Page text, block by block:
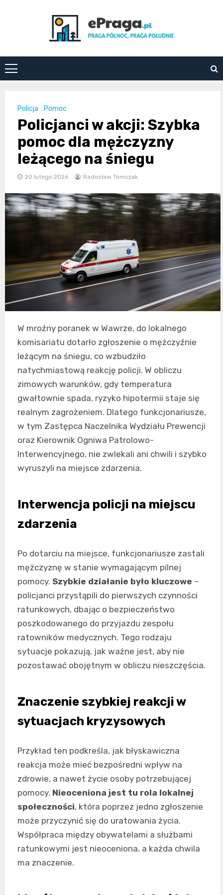
ePraga.pl
Policja , Pomoc
Policjanci w akcji: Szybka
pomoc dla mężczyzny
leżącego na śniegu
20 lutego 2026 Radosław Tomczak
W mroźny poranek w Wawrze, do lokalnego
komisariatu dotarło zgłoszenie o mężczyźnie
leżącym na śniegu, co wzbudziło
natychmiastową reakcję policji. W obliczu
zimowych warunków, gdy temperatura
gwałtownie spada, ryzyko hipotermii staje się
realnym zagrożeniem. Dlatego funkcjonariusze,
w tym Zastępca Naczelnika Wydziału Prewencji
oraz Kierownik Ogniwa Patrolowo-
Interwencyjnego, nie zwlekali ani chwili i szybko
wyruszyli na miejsce zdarzenia.
Interwencja policji na miejscu
zdarzenia
Po dotarciu na miejsce, funkcjonariusze zastali
mężczyznę w stanie wymagającym pilnej
pomocy. Szybkie działanie było kluczowe –
policjanci przystąpili do pierwszych czynności
ratunkowych, dbając o bezpieczeństwo
poszkodowanego do przyjazdu zespołu
ratowników medycznych. Tego rodzaju
sytuacje pokazują, jak ważne jest, aby nie
pozostawać obojętnym w obliczu nieszczęścia.
Znaczenie szybkiej reakcji w
sytuacjach kryzysowych
Przykład ten podkreśla, jak błyskawiczna
reakcja może mieć bezpośredni wpływ na
zdrowie, a nawet życie osoby potrzebującej
pomocy. Nieoceniona jest tu rola lokalnej
społeczności, która poprzez jedno zgłoszenie
może przyczynić się do uratowania życia.
Współpraca między obywatelami a służbami
ratunkowymi jest nieoceniona, a każda chwila
ma znaczenie.